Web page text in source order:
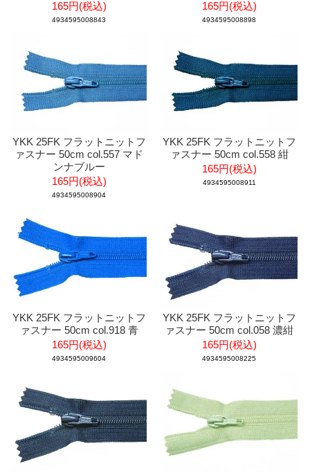
165円(税込)
4934595008843
165円(税込)
4934595008898
YKK 25FK フラットニットフ
ァスナー 50cm col.557 マド
ンナブルー
165円(税込)
4934595008904
YKK 25FK フラットニットフ
ァスナー 50cm col.558 紺
165円(税込)
4934595008911
YKK 25FK フラットニットフ
ァスナー 50cm col.918 青
165円(税込)
4934595009604
YKK 25FK フラットニットフ
ァスナー 50cm col.058 濃紺
165円(税込)
4934595008225